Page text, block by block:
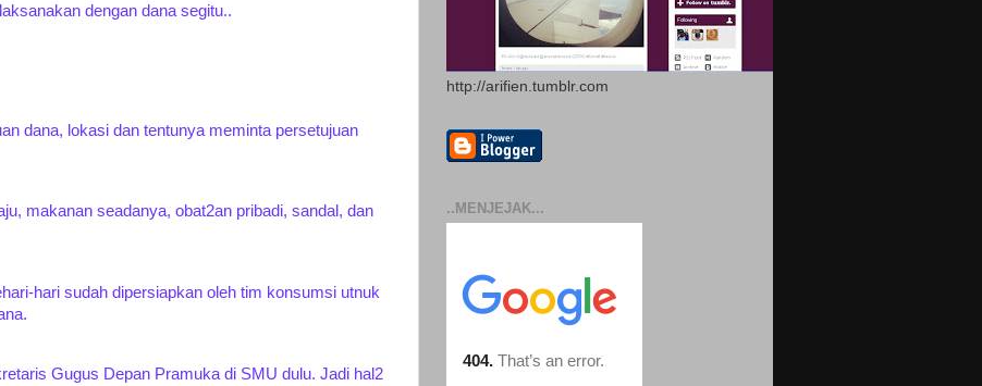
dengan dana segitu..
dana, lokasi dan tentunya meminta persetujuan
makanan seadanya, obat2an pribadi, sandal, dan
hari sudah dipersiapkan oleh tim konsumsi utnuk
Gugus Depan Pramuka di SMU dulu. Jadi hal2
http://arifien.tumblr.com
..MENJEJAK...